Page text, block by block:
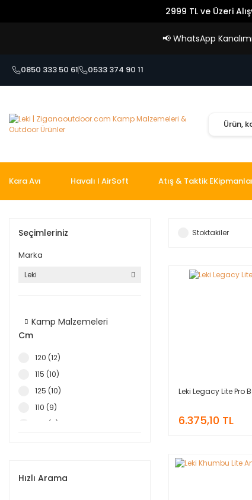
2999 TL ve Üzeri
📢 WhatsApp
0850 333 50 61 0533 374 90 11
Kara Avı Havalı I AirSoft Atış & Taktik
Seçimleriniz
Marka
Leki
Kamp Malzemeleri
Cm
120 (12)
115 (10)
125 (10)
110 (9)
130 (9)
105-115 (1)
Hızlı Arama
Stoktakiler
Leki Legacy Lite Pro
6.375,10 TL